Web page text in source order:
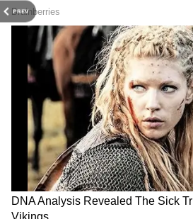
PREV
Related Articles